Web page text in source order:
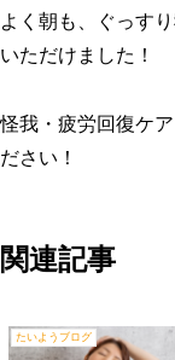
よく朝も、ぐっす
いただけました！
怪我・疲労回復ケ
ださい！
関連記事
たいようブログ